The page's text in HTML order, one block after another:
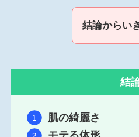
結論からい
結
肌の綺麗さ